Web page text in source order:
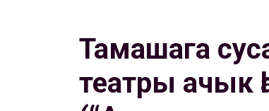
Тамашага
театры ачык